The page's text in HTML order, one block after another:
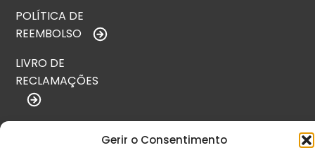
Gerir o Consentimento
POLÍTICA DE
REEMBOLSO
LIVRO DE
RECLAMAÇÕES